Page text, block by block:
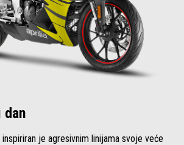
dan
je agresivnim linijama svoje veće